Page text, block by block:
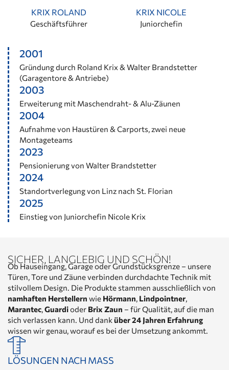
KRIX ROLAND
Geschäftsführer
KRIX NICOLE
Juniorchefin
2001
Gründung durch Roland Krix & Walter Brandstetter
(Garagentore & Antriebe)
2003
Erweiterung mit Maschendraht- & Alu-Zäunen
2004
Aufnahme von Haustüren & Carports, zwei neue
Montageteams
2023
Pensionierung von Walter Brandstetter
2024
Standortverlegung von Linz nach St. Florian
2025
Einstieg von Juniorchefin Nicole Krix
SICHER, LANGLEBIG UND SCHÖN!
Ob Hauseingang, Garage oder Grundstücksgrenze – unsere
Türen, Tore und Zäune verbinden durchdachte Technik mit
stilvollem Design. Die Produkte stammen ausschließlich von
namhaften Herstellern wie Hörmann, Lindpointner,
Marantec,Guardioder Brix Zaun – für Qualität, auf die man
sich verlassen kann. Und danküber 24 Jahren Erfahrung
wissen wir genau, worauf es bei der Umsetzung ankommt.
LÖSUNGEN NACH MASS